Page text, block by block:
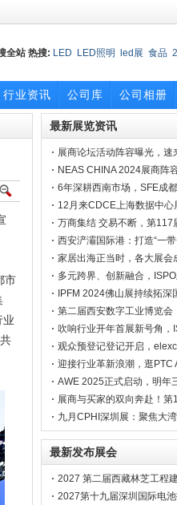
全站 热搜: LED LED照明 led展 食品
行业资讯 公司库 公司相册
市
业
最新展览资讯
展商论坛活动阵容曝光，速
一探究竟
NEAS CHINA 2024展商阵
6年深耕西南市场，SFE成
12月来CDCE上海数据中
点
万商集结 交易不断，第117
官
西安浐灞国际港：打造“一
家居出海正当时，各大展会
多元跨界、创新融合，
IPFM 2024佛山展持续拓深
邀约
第二届西安数字工业博览
硬实力
吹响行业开年首展新号角
定档二月
观众预登记登记开启，
您8月相见
迎接行业革新浪潮，逛PTC
湾”？
AWE 2025正式启动，明年
展商与买家的双向奔赴！第
热进行中
九月CPHI深圳展：聚焦大
最新发布展会
2027 第二届西藏林芝工程
2027第十九届深圳国际电